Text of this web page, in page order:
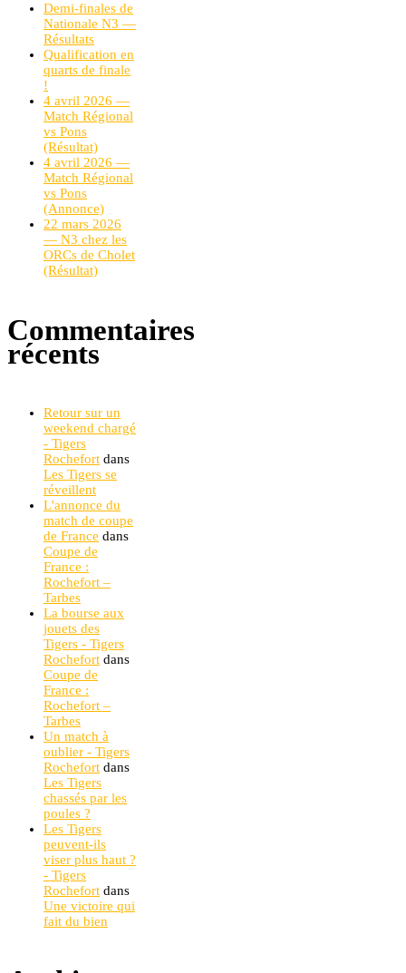
Demi-finales de
Nationale N3 —
Résultats
Qualification en
quarts de finale
!
4 avril 2026 —
Match Régional
vs Pons
(Résultat)
4 avril 2026 —
Match Régional
vs Pons
(Annonce)
22 mars 2026
— N3 chez les
ORCs de Cholet
(Résultat)
Commentaires
récents
Retour sur un
weekend chargé
- Tigers
Rochefort dans
Les Tigers se
réveillent
L'annonce du
match de coupe
de France dans
Coupe de
France :
Rochefort –
Tarbes
La bourse aux
jouets des
Tigers - Tigers
Rochefort dans
Coupe de
France :
Rochefort –
Tarbes
Un match à
oublier - Tigers
Rochefort dans
Les Tigers
chassés par les
poules ?
Les Tigers
peuvent-ils
viser plus haut ?
- Tigers
Rochefort dans
Une victoire qui
fait du bien